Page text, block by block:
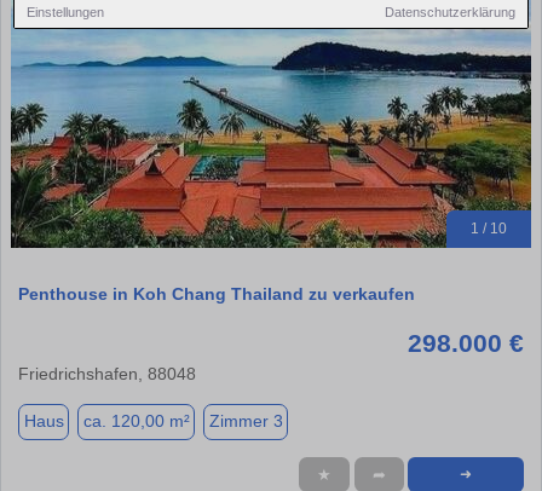
Einstellungen Datenschutzerklärung
1 / 10
Penthouse in Koh Chang Thailand zu verkaufen
298.000 €
Friedrichshafen, 88048
Haus ca. 120,00 m² Zimmer 3
★ ➦ ➜